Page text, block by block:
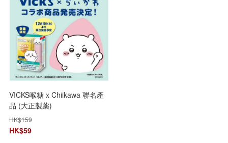
VICKS喉糖 x Chiikawa 聯名產
品 (大正製薬)
HK$159
HK$59